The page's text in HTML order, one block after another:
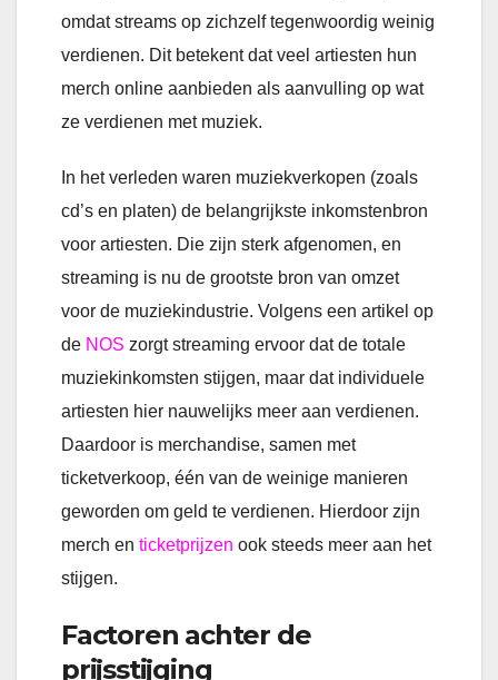
omdat streams op zichzelf tegenwoordig weinig
verdienen. Dit betekent dat veel artiesten hun
merch online aanbieden als aanvulling op wat
ze verdienen met muziek.
In het verleden waren muziekverkopen (zoals
cd’s en platen) de belangrijkste inkomstenbron
voor artiesten. Die zijn sterk afgenomen, en
streaming is nu de grootste bron van omzet
voor de muziekindustrie. Volgens een artikel op
de NOS zorgt streaming ervoor dat de totale
muziekinkomsten stijgen, maar dat individuele
artiesten hier nauwelijks meer aan verdienen.
Daardoor is merchandise, samen met
ticketverkoop, één van de weinige manieren
geworden om geld te verdienen. Hierdoor zijn
merch en ticketprijzen ook steeds meer aan het
stijgen.
Factoren achter de
prijsstijging